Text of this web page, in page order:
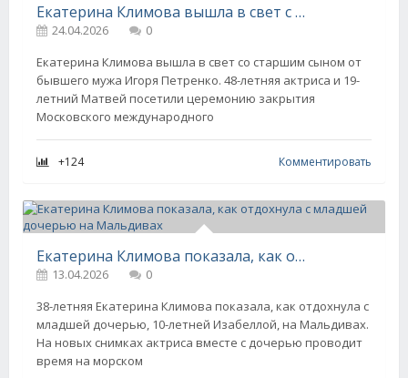
Екатерина Климова вышла в свет с 19-летним сыном от Игоря Петренко
24.04.2026
0
Екатерина Климова вышла в свет со старшим сыном от
бывшего мужа Игоря Петренко. 48-летняя актриса и 19-
летний Матвей посетили церемонию закрытия
Московского международного
+124 Комментировать
Екатерина Климова показала, как отдохнула с младшей дочерью на Мальдивах
13.04.2026
0
38-летняя Екатерина Климова показала, как отдохнула с
младшей дочерью, 10-летней Изабеллой, на Мальдивах.
На новых снимках актриса вместе с дочерью проводит
время на морском